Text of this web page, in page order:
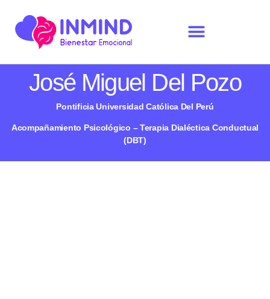
José Miguel Del Pozo
Pontificia Universidad Católica Del Perú
Acompañamiento Psicológico – Terapia Dialéctica Conductual
(DBT)